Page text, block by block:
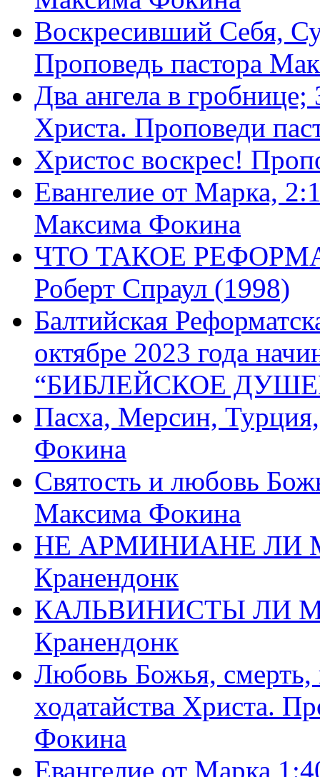
Воскресивший Себя,
Проповедь пастора
Два ангела в
Христа. Проповеди
Христос воскрес!
Евангелие от Марка,
Максима Фокина
ЧТО ТАКОЕ
Роберт Спраул (1998)
Балтийская
октябре 2023 года
“БИБЛЕЙСКОЕ
Пасха, Мерсин,
Фокина
Святость и любовь
Максима Фокина
НЕ АРМИНИАНЕ ЛИ
Кранендонк
КАЛЬВИНИСТЫ ЛИ
Кранендонк
Любовь Божья, смерть,
ходатайства Христа.
Фокина
Евангелие от Марка